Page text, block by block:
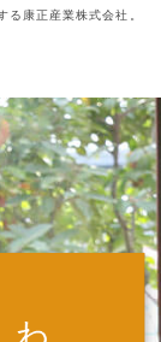
る康正産業株式会社。